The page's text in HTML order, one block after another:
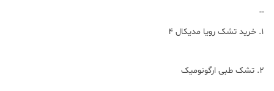
--
1. خرید تشک رویا مدیکال 4
2. تشک طبی ارگونومیک